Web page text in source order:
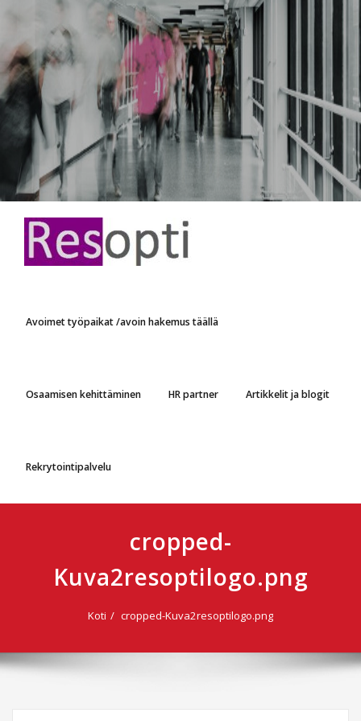
Avoimet työpaikat /avoin hakemus täällä
Osaamisen kehittäminen HR partner Artikkelit ja blogit
Rekrytointipalvelu
cropped-
Kuva2resoptilogo.png
Koti cropped-Kuva2resoptilogo.png